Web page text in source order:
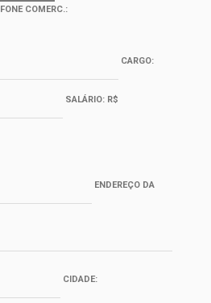
FONE COMERC.:
CARGO:
SALÁRIO: R$
ENDEREÇO DA
CIDADE: